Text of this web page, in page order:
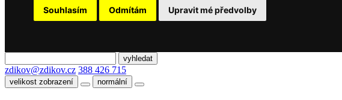
Souhlasím Odmítám Upravit mé předvolby
zdikov@zdikov.cz 388 426 715
velikost zobrazení normální